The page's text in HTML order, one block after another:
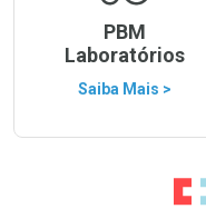
PBM
Laboratórios
Saiba Mais >
Ir